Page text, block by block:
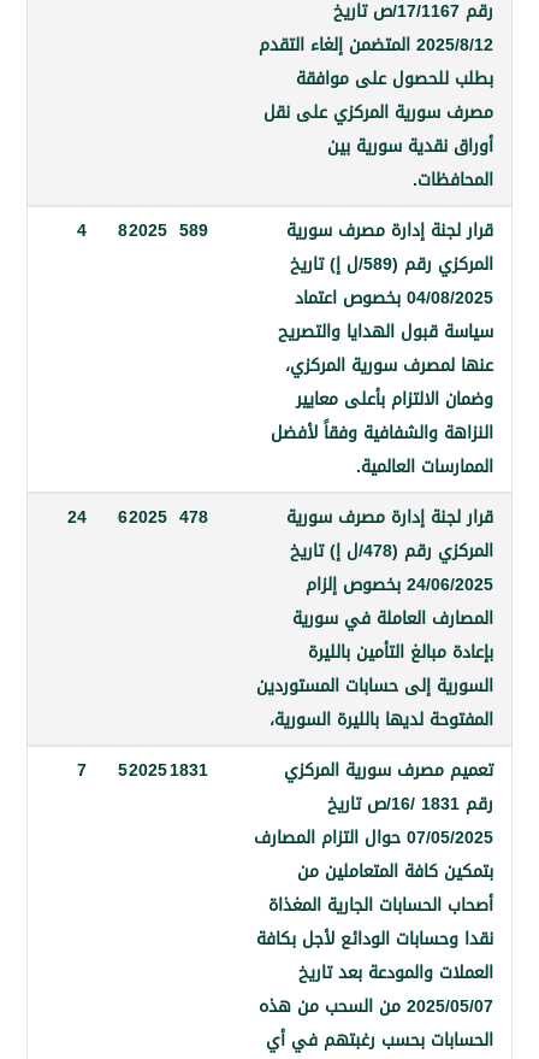
رقم 17/1167/ص تاريخ
2025/8/12 المتضمن إلغاء التقدم
على موافقة
المركزي على نقل
سورية بين
إدارة مصرف سورية
المركزي رقم (589/ل إ) تاريخ
04/08/2025 بخصوص اعتماد
الهدايا والتصريح
سورية المركزي،
بأعلى معايير
والشفافية وفقاً لأفضل
العالمية.
589
4
إدارة مصرف سورية
المركزي رقم (478/ل إ) تاريخ
24/06/2025 بخصوص إلزام
العاملة في سورية
التأمين بالليرة
إلى حسابات المستوردين
لديها بالليرة السورية،
478
24
سورية المركزي
رقم 1831 /16/ص تاريخ
07/05/2025 حوال التزام المصارف
كافة المتعاملين من
الجارية المغذاة
الودائع لأجل بكافة
والمودعة بعد تاريخ
2025/05/07 من السحب من هذه
بحسب رغبتهم في أي
1831
7